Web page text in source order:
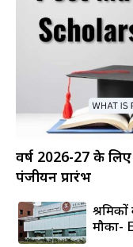
वर्ष 2026-27 के लिए
पंजीयन प्रारंभ
मौका-